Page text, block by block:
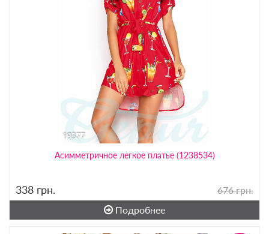
Асимметричное легкое платье (1238534)
338 грн.
676 грн.
Подробнее